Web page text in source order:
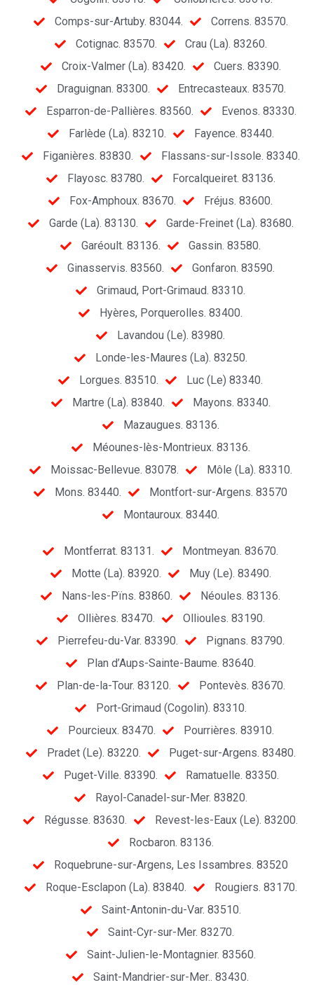
Comps-sur-Artuby. 83044.
Correns. 83570.
Cotignac. 83570.
Crau (La). 83260.
Croix-Valmer (La). 83420.
Cuers. 83390.
Draguignan. 83300.
Entrecasteaux. 83570.
Esparron-de-Pallières. 83560.
Evenos. 83330.
Farlède (La). 83210.
Fayence. 83440.
Figanières. 83830.
Flassans-sur-Issole. 83340.
Flayosc. 83780.
Forcalqueiret. 83136.
Fox-Amphoux. 83670.
Fréjus. 83600.
Garde (La). 83130.
Garde-Freinet (La). 83680.
Garéoult. 83136.
Gassin. 83580.
Ginasservis. 83560.
Gonfaron. 83590.
Grimaud, Port-Grimaud. 83310.
Hyères, Porquerolles. 83400.
Lavandou (Le). 83980.
Londe-les-Maures (La). 83250.
Lorgues. 83510.
Luc (Le) 83340.
Martre (La). 83840.
Mayons. 83340.
Mazaugues. 83136.
Méounes-lès-Montrieux. 83136.
Moissac-Bellevue. 83078.
Môle (La). 83310.
Mons. 83440.
Montfort-sur-Argens. 83570
Montauroux. 83440.
Montferrat. 83131.
Montmeyan. 83670.
Motte (La). 83920.
Muy (Le). 83490.
Nans-les-Pïns. 83860.
Néoules. 83136.
Ollières. 83470.
Ollioules. 83190.
Pierrefeu-du-Var. 83390.
Pignans. 83790.
Plan d’Aups-Sainte-Baume. 83640.
Plan-de-la-Tour. 83120.
Pontevès. 83670.
Port-Grimaud (Cogolin). 83310.
Pourcieux. 83470.
Pourrières. 83910.
Pradet (Le). 83220.
Puget-sur-Argens. 83480.
Puget-Ville. 83390.
Ramatuelle. 83350.
Rayol-Canadel-sur-Mer. 83820.
Régusse. 83630.
Revest-les-Eaux (Le). 83200.
Rocbaron. 83136.
Roquebrune-sur-Argens, Les Issambres. 83520
Roque-Esclapon (La). 83840.
Rougiers. 83170.
Saint-Antonin-du-Var. 83510.
Saint-Cyr-sur-Mer. 83270.
Saint-Julien-le-Montagnier. 83560.
Saint-Mandrier-sur-Mer.. 83430.